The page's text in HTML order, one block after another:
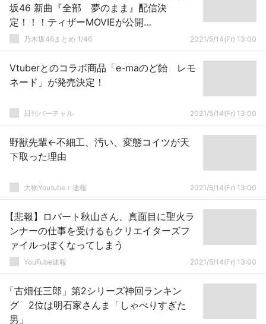
坂46 新曲『全部 夢のまま』配信決
定！！！ティザーMOVIEが公開
に！！！！！！！！！ｷﾀ━━━━(ﾟ
乃木坂46まとめ 1/46 2021/5/14(Fr) 13:00
Vtuberとのコラボ商品「e-maのど飴 レモ
ネード」が発売決定！
日刊バーチャル 2021/5/14(Fr) 13:00
野獣先輩←不細工、汚い、変態コイツが天
下取った理由
大物Youtubeｒ速報 2021/5/14(Fr) 13:00
【悲報】ロバート秋山さん、真面目に聖火ラ
ンナーの仕事を受けるもクリエイターズフ
ァイルっぽくなってしまう
YouTube速報 2021/5/14(Fr) 13:00
「古畑任三郎」第2シリーズ神回ランキン
グ 2位は明石家さんま「しゃべりすぎた
男」